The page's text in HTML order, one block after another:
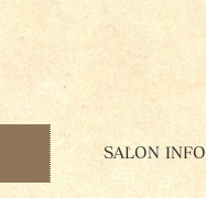
SALON INFO